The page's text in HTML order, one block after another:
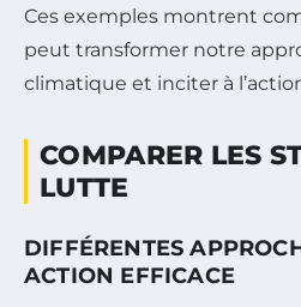
Ces exemples montrent
peut transformer notre
climatique et inciter à
COMPARER LES
LUTTE
DIFFÉRENTES
ACTION EFFICACE